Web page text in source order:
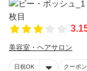
美容室・ヘアサロン
日祝OK クーポ